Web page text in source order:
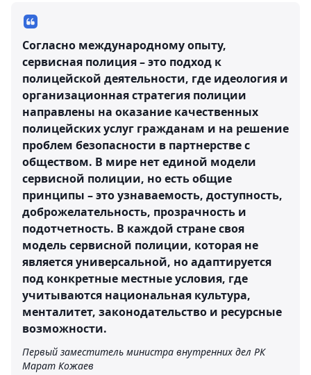
Согласно международному опыту,
сервисная полиция – это подход к
полицейской деятельности, где идеология и
организационная стратегия полиции
направлены на оказание качественных
полицейских услуг гражданам и на решение
проблем безопасности в партнерстве с
обществом. В мире нет единой модели
сервисной полиции, но есть общие
принципы – это узнаваемость, доступность,
доброжелательность, прозрачность и
подотчетность. В каждой стране своя
модель сервисной полиции, которая не
является универсальной, но адаптируется
под конкретные местные условия, где
учитываются национальная культура,
менталитет, законодательство и ресурсные
возможности.
Первый заместитель министра внутренних дел РК
Марат Кожаев